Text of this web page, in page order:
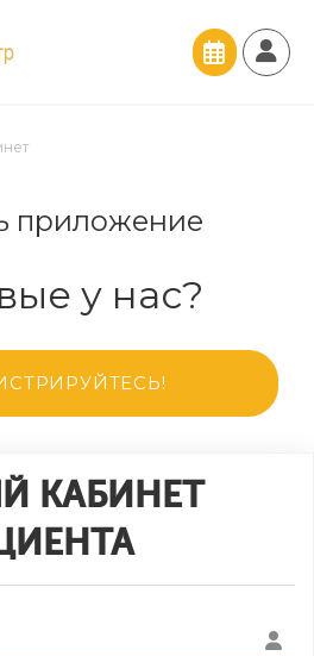
приложение
у нас?
КАБИНЕТ